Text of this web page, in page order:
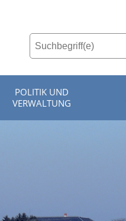
POLITIK UND
VERWALTUNG